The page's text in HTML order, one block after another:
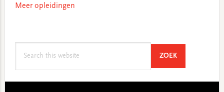
Meer opleidingen
ZOEKSEARCH